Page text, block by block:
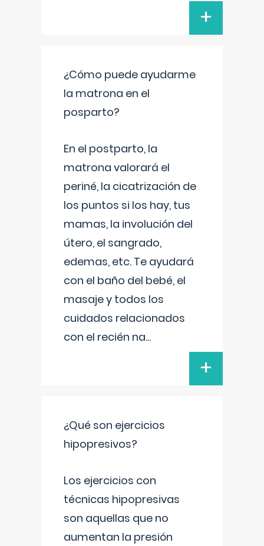
+
¿Cómo puede ayudarme
la matrona en el
posparto?
En el postparto, la
matrona valorará el
periné, la cicatrización de
los puntos si los hay, tus
mamas, la involución del
útero, el sangrado,
edemas, etc. Te ayudará
con el baño del bebé, el
masaje y todos los
cuidados relacionados
con el recién na...
+
¿Qué son ejercicios
hipopresivos?
Los ejercicios con
técnicas hipopresivas
son aquellas que no
aumentan la presión